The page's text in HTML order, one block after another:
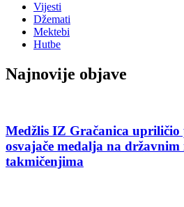
Vijesti
Džemati
Mektebi
Hutbe
Najnovije objave
Medžlis IZ Gračanica upriličio
osvajače medalja na
takmičenjima